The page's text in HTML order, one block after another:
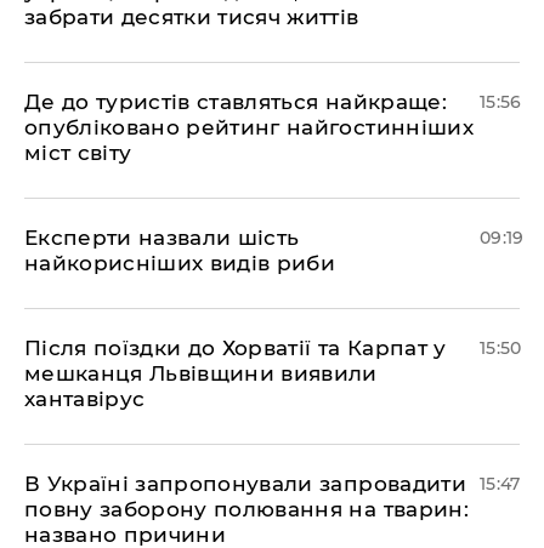
забрати десятки тисяч життів
Де до туристів ставляться найкраще:
опубліковано рейтинг найгостинніших
міст світу
15:56
Експерти назвали шість
найкорисніших видів риби
09:19
Після поїздки до Хорватії та Карпат у
мешканця Львівщини виявили
хантавірус
15:50
В Україні запропонували запровадити
повну заборону полювання на тварин:
названо причини
15:47